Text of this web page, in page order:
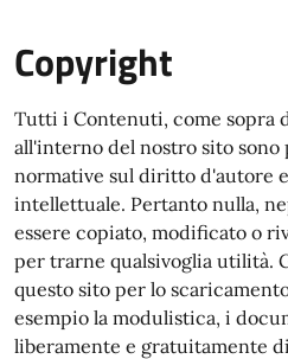
Copyright
Tutti i Contenuti, come sopra
all'interno del nostro sito
normative sul diritto d'autore
intellettuale. Pertanto nulla,
essere copiato, modificato o
per trarne qualsivoglia utilità.
questo sito per lo
esempio la modulistica, i
liberamente e gratuitamente